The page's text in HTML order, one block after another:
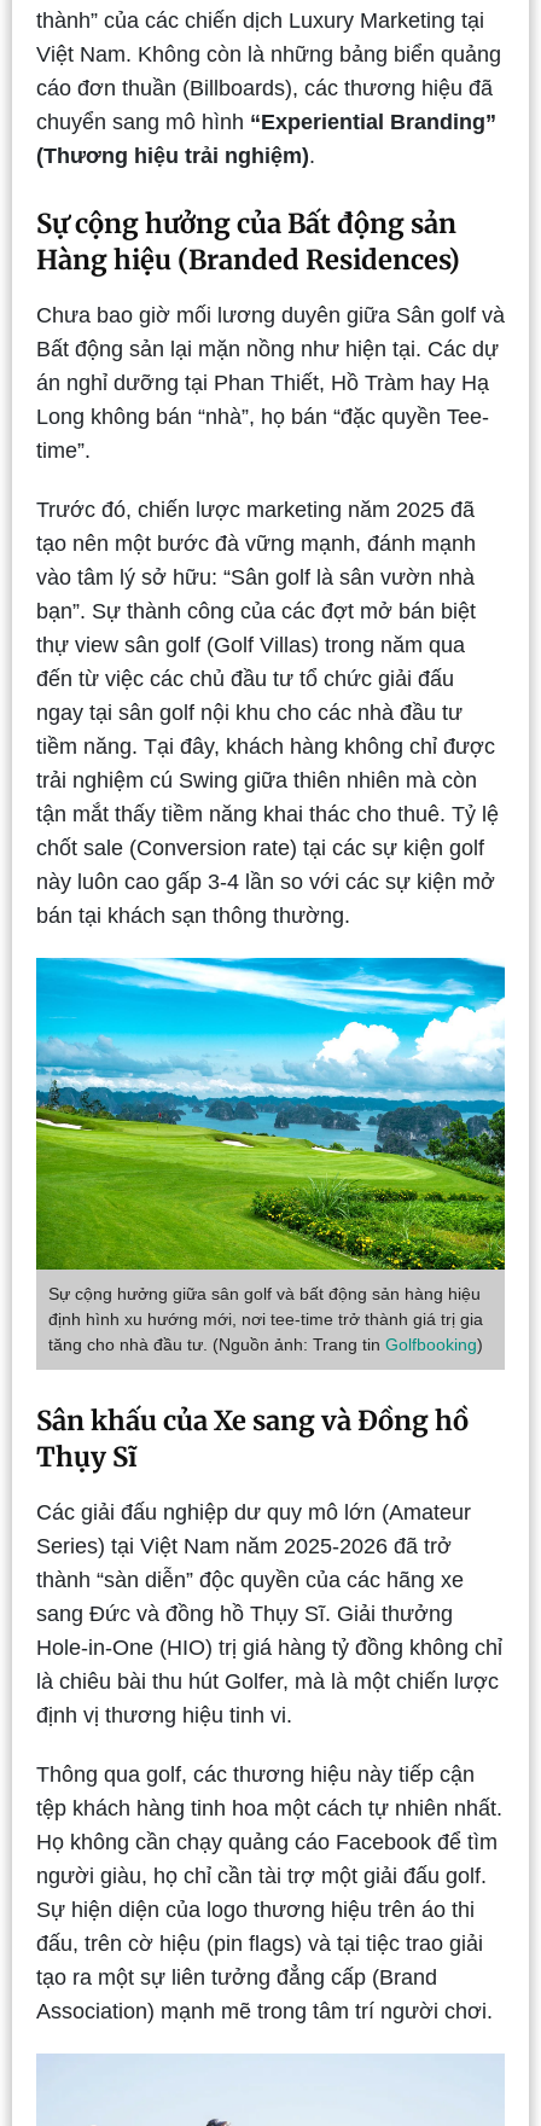
thành” của các chiến dịch Luxury Marketing tại
Việt Nam. Không còn là những bảng biển quảng
cáo đơn thuần (Billboards), các thương hiệu đã
chuyển sang mô hình “Experiential Branding”
(Thương hiệu trải nghiệm).
Sự cộng hưởng của Bất động sản
Hàng hiệu (Branded Residences)
Chưa bao giờ mối lương duyên giữa Sân golf và
Bất động sản lại mặn nồng như hiện tại. Các dự
án nghỉ dưỡng tại Phan Thiết, Hồ Tràm hay Hạ
Long không bán “nhà”, họ bán “đặc quyền Tee-
time”.
Trước đó, chiến lược marketing năm 2025 đã
tạo nên một bước đà vững mạnh, đánh mạnh
vào tâm lý sở hữu: “Sân golf là sân vườn nhà
bạn”. Sự thành công của các đợt mở bán biệt
thự view sân golf (Golf Villas) trong năm qua
đến từ việc các chủ đầu tư tổ chức giải đấu
ngay tại sân golf nội khu cho các nhà đầu tư
tiềm năng. Tại đây, khách hàng không chỉ được
trải nghiệm cú Swing giữa thiên nhiên mà còn
tận mắt thấy tiềm năng khai thác cho thuê. Tỷ lệ
chốt sale (Conversion rate) tại các sự kiện golf
này luôn cao gấp 3-4 lần so với các sự kiện mở
bán tại khách sạn thông thường.
Sự cộng hưởng giữa sân golf và bất động sản hàng hiệu
định hình xu hướng mới, nơi tee-time trở thành giá trị gia
tăng cho nhà đầu tư. (Nguồn ảnh: Trang tin Golfbooking)
Sân khấu của Xe sang và Đồng hồ
Thụy Sĩ
Các giải đấu nghiệp dư quy mô lớn (Amateur
Series) tại Việt Nam năm 2025-2026 đã trở
thành “sàn diễn” độc quyền của các hãng xe
sang Đức và đồng hồ Thụy Sĩ. Giải thưởng
Hole-in-One (HIO) trị giá hàng tỷ đồng không chỉ
là chiêu bài thu hút Golfer, mà là một chiến lược
định vị thương hiệu tinh vi.
Thông qua golf, các thương hiệu này tiếp cận
tệp khách hàng tinh hoa một cách tự nhiên nhất.
Họ không cần chạy quảng cáo Facebook để tìm
người giàu, họ chỉ cần tài trợ một giải đấu golf.
Sự hiện diện của logo thương hiệu trên áo thi
đấu, trên cờ hiệu (pin flags) và tại tiệc trao giải
tạo ra một sự liên tưởng đẳng cấp (Brand
Association) mạnh mẽ trong tâm trí người chơi.